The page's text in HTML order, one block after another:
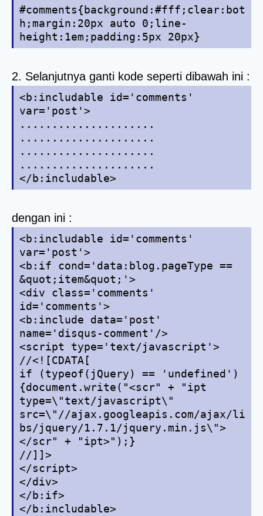
#comments{background:#fff;clear:bot
h;margin:20px auto 0;line-
height:1em;padding:5px 20px}
2. Selanjutnya ganti kode seperti dibawah ini :
<b:includable id='comments'
var='post'>
.....................
.....................
.....................
.....................
</b:includable>
dengan ini :
<b:includable id='comments'
var='post'>
<b:if cond='data:blog.pageType ==
&quot;item&quot;'>
<div class='comments'
id='comments'>
<b:include data='post'
name='disqus-comment'/>
<script type='text/javascript'>
//<![CDATA[
if (typeof(jQuery) == 'undefined')
{document.write("<scr" + "ipt
type=\"text/javascript\"
src=\"//ajax.googleapis.com/ajax/li
bs/jquery/1.7.1/jquery.min.js\">
</scr" + "ipt>");}
//]]>
</script>
</div>
</b:if>
</b:includable>